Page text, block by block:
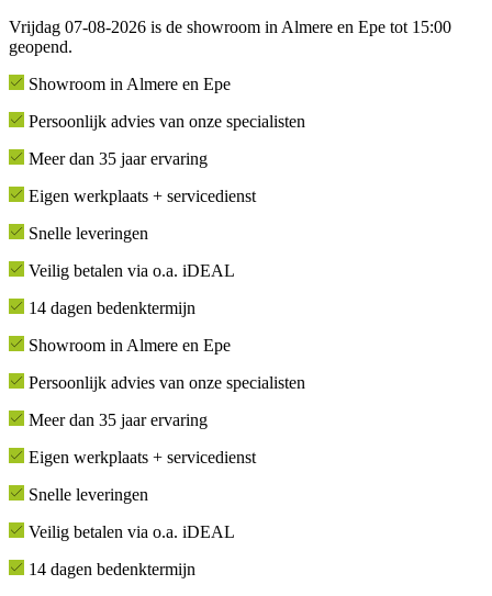
Vrijdag 07-08-2026 is de showroom in Almere en Epe tot 15:00
geopend.
Showroom in Almere en Epe
Persoonlijk advies van onze specialisten
Meer dan 35 jaar ervaring
Eigen werkplaats + servicedienst
Snelle leveringen
Veilig betalen via o.a. iDEAL
14 dagen bedenktermijn
Showroom in Almere en Epe
Persoonlijk advies van onze specialisten
Meer dan 35 jaar ervaring
Eigen werkplaats + servicedienst
Snelle leveringen
Veilig betalen via o.a. iDEAL
14 dagen bedenktermijn